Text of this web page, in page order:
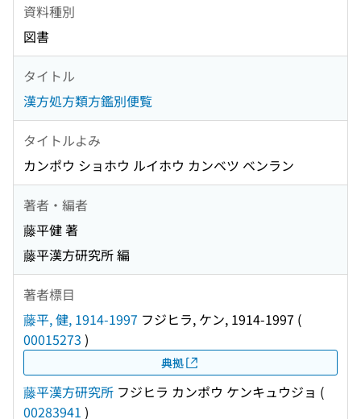
資料種別
図書
タイトル
漢方処方類方鑑別便覧
タイトルよみ
カンポウ ショホウ ルイホウ カンベツ ベンラン
著者・編者
藤平健 著
藤平漢方研究所 編
著者標目
藤平, 健, 1914-1997 フジヒラ, ケン, 1914-1997 (
00015273 )
典拠
藤平漢方研究所 フジヒラ カンポウ ケンキュウジョ (
00283941 )